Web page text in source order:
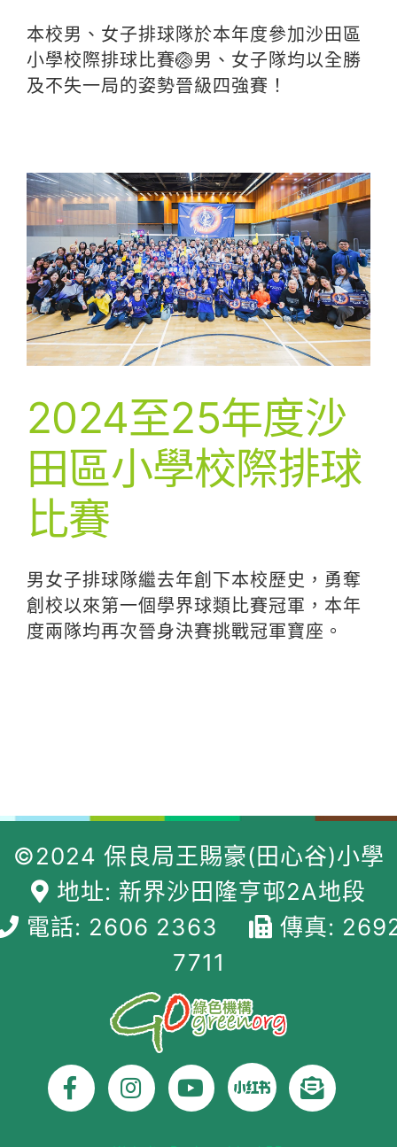
本校男、女子排球隊於本年度參加沙田區
小學校際排球比賽🏐男、女子隊均以全勝
及不失一局的姿勢晉級四強賽！
2024至25年度沙
田區小學校際排球
比賽
男女子排球隊繼去年創下本校歷史，勇奪
創校以來第一個學界球類比賽冠軍，本年
度兩隊均再次晉身決賽挑戰冠軍寶座。
©2024 保良局王賜豪(田心谷)小學
地址: 新界沙田隆亨邨2A地段
電話: 2606 2363
傳真:
7711